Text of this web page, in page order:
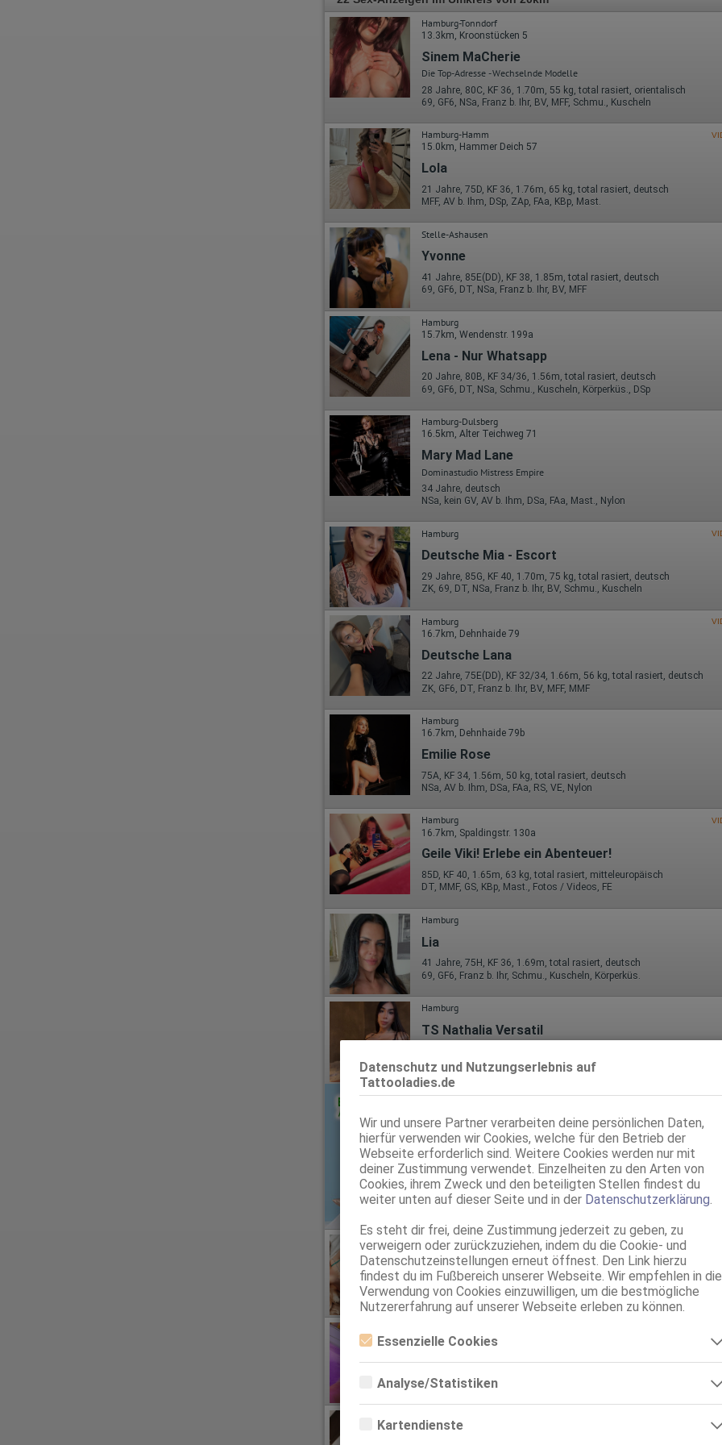
Datenschutz und Nutzungserlebnis auf
Tattooladies.de
Wir und unsere Partner verarbeiten deine persönlichen Daten,
hierfür verwenden wir Cookies, welche für den Betrieb der
Webseite erforderlich sind. Weitere Cookies werden nur mit
deiner Zustimmung verwendet. Einzelheiten zu den Arten von
Cookies, ihrem Zweck und den beteiligten Stellen findest du
weiter unten auf dieser Seite und in der Datenschutzerklärung.
Es steht dir frei, deine Zustimmung jederzeit zu geben, zu
verweigern oder zurückzuziehen, indem du die Cookie- und
Datenschutzeinstellungen erneut öffnest. Den Link hierzu
findest du im Fußbereich unserer Webseite. Wir empfehlen in die
Verwendung von Cookies einzuwilligen, um die bestmögliche
Nutzererfahrung auf unserer Webseite erleben zu können.
Essenzielle Cookies
Essenzielle Cookies sind alle notwendigen Cookies, die für den Betrieb
werden. Die Webseite kann ohne diese Cookies nicht richtig
Analyse/Statistiken
Analyse- bzw. Statistikcookies sind Cookies, die der Analyse der
Zugriffsstatistiken dienen. Sie helfen den Webseiten-Besitzern zu
Kartendienste
Hamburg-Tonndorf
13.3km, Kroonstücken 5
Sinem MaCherie
Die Top-Adresse - Wechselnde Modelle
28 Jahre, 80C, KF 36, 1.70m, 55 kg, total rasiert, orientalisch
69, GF6, NSa, Franz b. Ihr, BV, MFF, Schmu., Kuscheln
Hamburg-Hamm
15.0km, Hammer Deich 57
Lola
21 Jahre, 75D, KF 36, 1.76m, 65 kg, total rasiert, deutsch
MFF, AV b. Ihm, DSp, ZAp, FAa, KBp, Mast.
Stelle-Ashausen
Yvonne
41 Jahre, 85E(DD), KF 38, 1.85m, total rasiert, deutsch
69, GF6, DT, NSa, Franz b. Ihr, BV, MFF
Hamburg
15.7km, Wendenstr. 199a
Lena - Nur Whatsapp
20 Jahre, 80B, KF 34/36, 1.56m, total rasiert, deutsch
69, GF6, DT, NSa, Schmu., Kuscheln, Körperküs., DSp
Hamburg-Dulsberg
16.5km, Alter Teichweg 71
Mary Mad Lane
Dominastudio Mistress Empire
34 Jahre, deutsch
NSa, kein GV, AV b. Ihm, DSa, FAa, Mast., Nylon
Hamburg
Deutsche Mia - Escort
29 Jahre, 85G, KF 40, 1.70m, 75 kg, total rasiert, deutsch
ZK, 69, DT, NSa, Franz b. Ihr, BV, Schmu., Kuscheln
Hamburg
16.7km, Dehnhaide 79
Deutsche Lana
22 Jahre, 75E(DD), KF 32/34, 1.66m, 56 kg, total rasiert, deutsch
ZK, GF6, DT, Franz b. Ihr, BV, MFF, MMF
Hamburg
16.7km, Dehnhaide 79b
Emilie Rose
75A, KF 34, 1.56m, 50 kg, total rasiert, deutsch
NSa, AV b. Ihm, DSa, FAa, RS, VE, Nylon
Hamburg
16.7km, Spaldingstr. 130a
Geile Viki! Erlebe ein Abenteuer!
85D, KF 40, 1.65m, 63 kg, total rasiert, mitteleuropäisch
DT, MMF, GS, KBp, Mast., Fotos / Videos, FE
Hamburg
Lia
41 Jahre, 75H, KF 36, 1.69m, total rasiert, deutsch
69, GF6, Franz b. Ihr, Schmu., Kuscheln, Körperküs.
Hamburg
TS Nathalia Versatil
AV, 69, GF6, Franz b. Ihr, BV, Schmu., Kuscheln, Körperküs.
Hamburg
Selina
27 Jahre, 75C, KF 36, 1.73m, total rasiert, deutsch
AV, 69, GF6, DT, Franz b. Ihr, BV, Schmu., Kuscheln
AV, 69, DT, Franz b. Ihr, BV, MFF, Schmu., Kuscheln